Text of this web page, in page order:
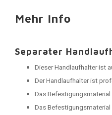
Mehr Info
Separater
Dieser Handlaufhalter ist
Der Handlaufhalter ist
Das
Das